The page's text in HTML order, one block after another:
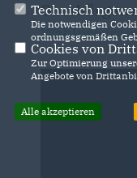
Technisch
Die notwendigen
ordnungsgemäßen
Cookies von
Zur Optimierung
Angebote von
Alle akzeptieren